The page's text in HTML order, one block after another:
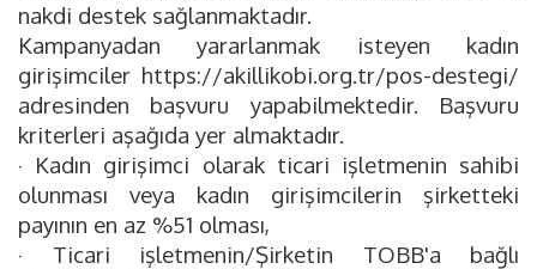
nakdi destek sağlanmaktadır.
Kampanyadan yararlanmak isteyen kadın
girişimciler https://akillikobi.org.tr/pos-destegi/
adresinden başvuru yapabilmektedir. Başvuru
kriterleri aşağıda yer almaktadır.
· Kadın girişimci olarak ticari işletmenin sahibi
olunması veya kadın girişimcilerin şirketteki
payının en az %51 olması,
· Ticari işletmenin/Şirketin TOBB'a bağlı